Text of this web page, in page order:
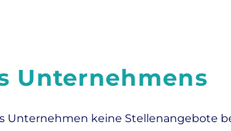
Unternehmens
Unternehmen keine Stellenangebote